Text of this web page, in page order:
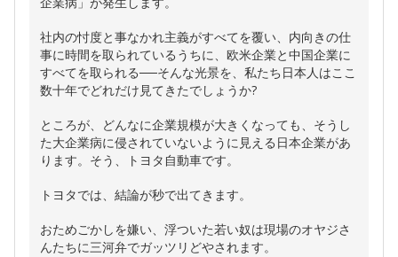
社内の忖度と事なかれ主義がすべてを覆い、内向きの仕
事に時間を取られているうちに、欧米企業と中国企業に
すべてを取られる──そんな光景を、私たち日本人はここ
数十年でどれだけ見てきたでしょうか?
ところが、どんなに企業規模が大きくなっても、そうし
た大企業病に侵されていないように見える日本企業があ
ります。そう、トヨタ自動車です。
トヨタでは、結論が秒で出てきます。
おためごかしを嫌い、浮ついた若い奴は現場のオヤジさ
んたちに三河弁でガッツリどやされます。